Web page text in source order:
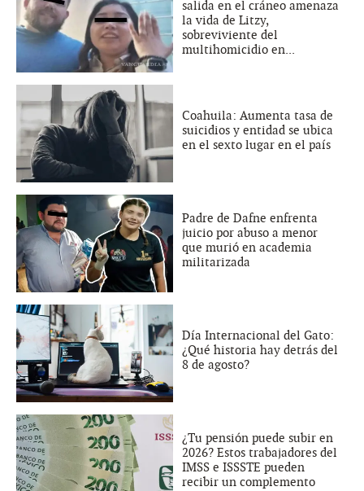
salida en el cráneo amenaza
la vida de Litzy,
sobreviviente del
multihomicidio en...
Coahuila: Aumenta tasa de
suicidios y entidad se ubica
en el sexto lugar en el país
Padre de Dafne enfrenta
juicio por abuso a menor
que murió en academia
militarizada
Día Internacional del Gato:
¿Qué historia hay detrás del
8 de agosto?
¿Tu pensión puede subir en
2026? Estos trabajadores del
IMSS e ISSSTE pueden
recibir un complemento